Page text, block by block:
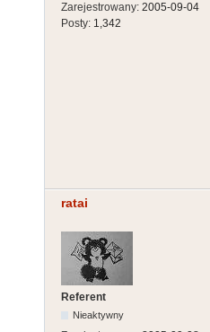
Zarejestrowany: 2005-09-04
Posty: 1,342
ratai
Referent
Nieaktywny